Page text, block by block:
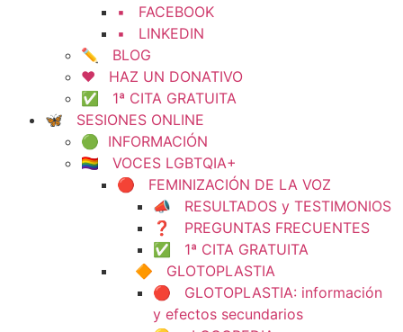
▪️ FACEBOOK
▪️ LINKEDIN
✏️ BLOG
❤️ HAZ UN DONATIVO
✅ 1ª CITA GRATUITA
🦋 SESIONES ONLINE
🟢 INFORMACIÓN
🏳️‍🌈 VOCES LGBTQIA+
🔴 FEMINIZACIÓN DE LA VOZ
📣 RESULTADOS y TESTIMONIOS
❓ PREGUNTAS FRECUENTES
✅ 1ª CITA GRATUITA
🔶 GLOTOPLASTIA
🔴 GLOTOPLASTIA: información
y efectos secundarios